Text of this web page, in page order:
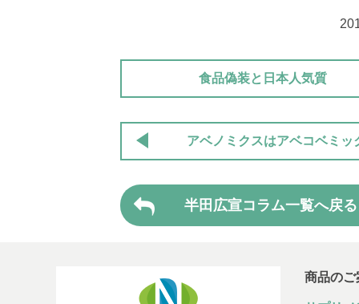
食品偽装と日本人気質
アベノミクスはアベコベミッ
半田広宣コラム一覧へ戻る
商品のご